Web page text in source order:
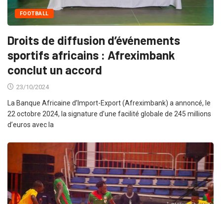
FOOTBALL
Droits de diffusion d’événements
sportifs africains : Afreximbank
conclut un accord
23/10/2024
La Banque Africaine d’Import-Export (Afreximbank) a annoncé, le
22 octobre 2024, la signature d’une facilité globale de 245 millions
d’euros avec la